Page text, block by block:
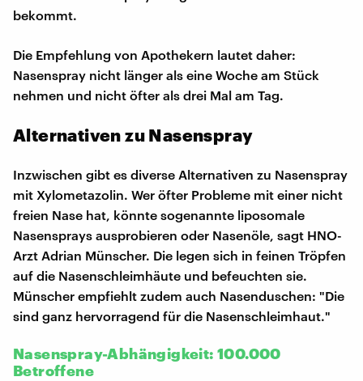
bekommt.
Die Empfehlung von Apothekern lautet daher:
Nasenspray nicht länger als eine Woche am Stück
nehmen und nicht öfter als drei Mal am Tag.
Alternativen zu Nasenspray
Inzwischen gibt es diverse Alternativen zu Nasenspray
mit Xylometazolin. Wer öfter Probleme mit einer nicht
freien Nase hat, könnte sogenannte liposomale
Nasensprays ausprobieren oder Nasenöle, sagt HNO-
Arzt Adrian Münscher. Die legen sich in feinen Tröpfen
auf die Nasenschleimhäute und befeuchten sie.
Münscher empfiehlt zudem auch Nasenduschen: "Die
sind ganz hervorragend für die Nasenschleimhaut."
Nasenspray-Abhängigkeit: 100.000
Betroffene